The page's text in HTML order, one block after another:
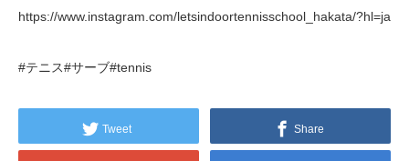
https://www.instagram.com/letsindoortennisschool_hakata/?hl=ja
#テニス#サーブ#tennis
Tweet Share